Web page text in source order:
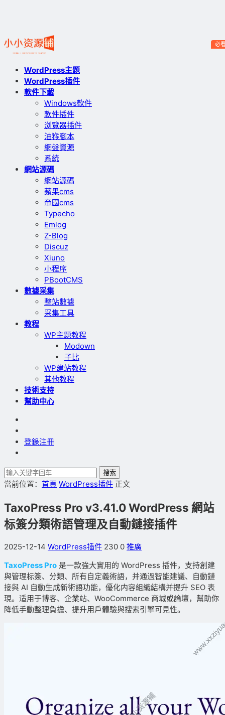
WordPress主題
WordPress插件
軟件下載
Windows軟件
軟件插件
浏覽器插件
油猴腳本
網盤資源
系統
網站源碼
網站源碼
蘋果cms
帝國cms
Typecho
Emlog
Z-Blog
Discuz
Xiuno
小程序
PBootCMS
數據采集
整站數據
采集工具
教程
WP主題教程
Modown
子比
WP建站教程
其他教程
技術支持
幫助中心
必
登錄注冊
搜索
當前位置： 首頁 WordPress插件 正文
TaxoPress Pro v3.41.0 WordPress 網站
标簽分類術語管理及自動鏈接插件
2025-12-14 WordPress插件 230 0 推廣
TaxoPress Pro 是一款強大實用的 WordPress 插件，支持創建
與管理标簽、分類、所有自定義術語，并通過智能建議、自動鏈
接與 AI 自動生成新術語功能，優化内容組織結構并提升 SEO 表
現。适用于博客、企業站、WooCommerce 商城或論壇，幫助你
降低手動整理負擔、提升用戶體驗與搜索引擎可見性。